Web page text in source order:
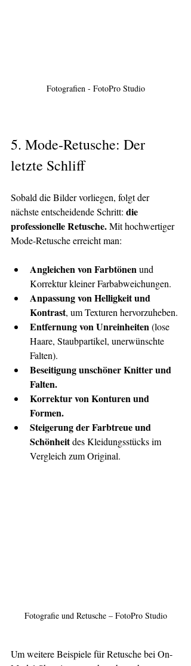
Fotografien - FotoPro Studio
5. Mode-Retusche: Der
letzte Schliff
Sobald die Bilder vorliegen, folgt der
nächste entscheidende Schritt: die
professionelle Retusche. Mit hochwertiger
Mode-Retusche erreicht man:
Angleichen von Farbtönen und
Korrektur kleiner Farbabweichungen.
Anpassung von Helligkeit und
Kontrast, um Texturen hervorzuheben.
Entfernung von Unreinheiten (lose
Haare, Staubpartikel, unerwünschte
Falten).
Beseitigung unschöner Knitter und
Falten.
Korrektur von Konturen und
Formen.
Steigerung der Farbtreue und
Schönheit des Kleidungsstücks im
Vergleich zum Original.
Fotografie und Retusche – FotoPro Studio
Um weitere Beispiele für Retusche bei On-